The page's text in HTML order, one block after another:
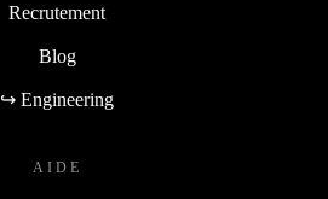
Recrutement
Blog
↪ Engineering
AIDE